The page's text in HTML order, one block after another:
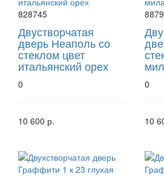
828745
Двустворчатая
дверь Неаполь со
стеклом цвет
итальянский орех
0
10 600 р.
0
10